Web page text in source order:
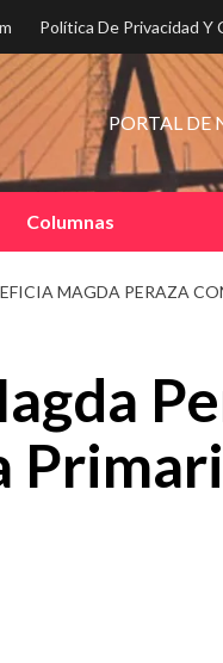
Política De Privacidad Y
PORTAL DE
Columnas
MAGDA PERAZA